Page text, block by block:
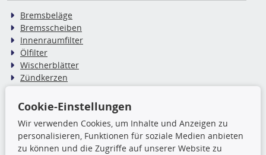
Bremsbeläge
Bremsscheiben
Innenraumfilter
Ölfilter
Wischerblätter
Zündkerzen
TecDoc Inside
Die hier angezeigten Daten,
insbesondere die gesamte Datenbank,
Cookie-Einstellungen
Wir verwenden Cookies, um Inhalte und Anzeigen zu
personalisieren, Funktionen für soziale Medien anbieten
zu können und die Zugriffe auf unserer Website zu